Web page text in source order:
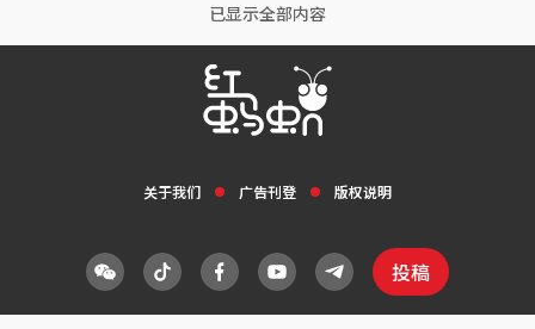
已显示全部内容
关于我们 广告刊登 版权说明
投稿